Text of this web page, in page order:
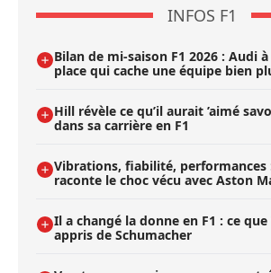
INFOS F1
Bilan de mi-saison F1 2026 : Audi
place qui cache une équipe bien
Hill révèle ce qu’il aurait ’aimé
dans sa carrière en F1
Vibrations, fiabilité, performances
raconte le choc vécu avec Aston
Il a changé la donne en F1 : ce
appris de Schumacher